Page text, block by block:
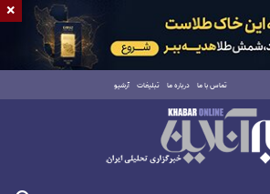
تماس با ما درباره ما تبلیغات آرشیو
جمعه ۱۶ مرداد ۱۴۰۵
×